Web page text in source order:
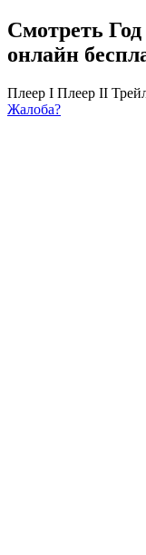
Смотреть
онлайн
Плеер I Плеер II
Жалоба?